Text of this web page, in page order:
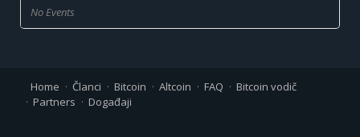
No Events
Home Članci Bitcoin Altcoin FAQ
Bitcoin vodič
Partners
Događaji